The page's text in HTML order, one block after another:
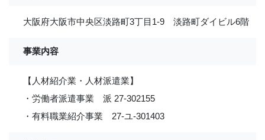
大阪府大阪市中央区淡路町3丁目1-9 淡路町ダイビル6階
事業内容
【人材紹介業・人材派遣業】
・労働者派遣事業 派 27-302155
・有料職業紹介事業 27-ユ-301403